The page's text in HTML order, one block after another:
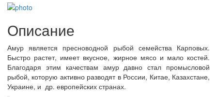
Описание
Амур является пресноводной рыбой семейства Карповых.
Быстро растет, имеет вкусное, жирное мясо и мало костей.
Благодаря этим качествам амур давно стал промысловой
рыбой, которую активно разводят в России, Китае, Казахстане,
Украине, и др. европейских странах.